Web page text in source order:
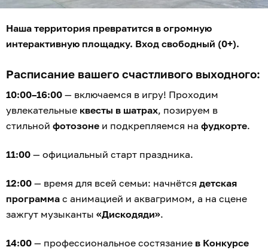
Наша территория превратится в огромную
интерактивную площадку. Вход свободный (0+).
Расписание вашего счастливого выходного:
10:00–16:00 — включаемся в игру! Проходим
увлекательные квесты в шатрах, позируем в
стильной фотозоне и подкрепляемся на фудкорте.
11:00 — официальный старт праздника.
12:00 — время для всей семьи: начнётся детская
программа с анимацией и аквагримом, а на сцене
зажгут музыканты «Дискодяди».
14:00 — профессиональное состязание в Конкурсе